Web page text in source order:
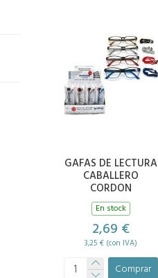
GAFAS DE LECTURA
CABALLERO
CORDON
En stock
2,69 €
3,25 € (con IVA)
Comprar